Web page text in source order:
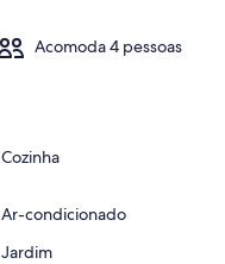
s
ç
Acomoda 4 pessoas
Cozinha
Ar-condicionado
Jardim